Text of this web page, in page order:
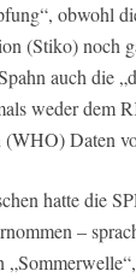
obwohl
(Stiko) noch
auch die
weder dem
(WHO) Daten
hatte die
–